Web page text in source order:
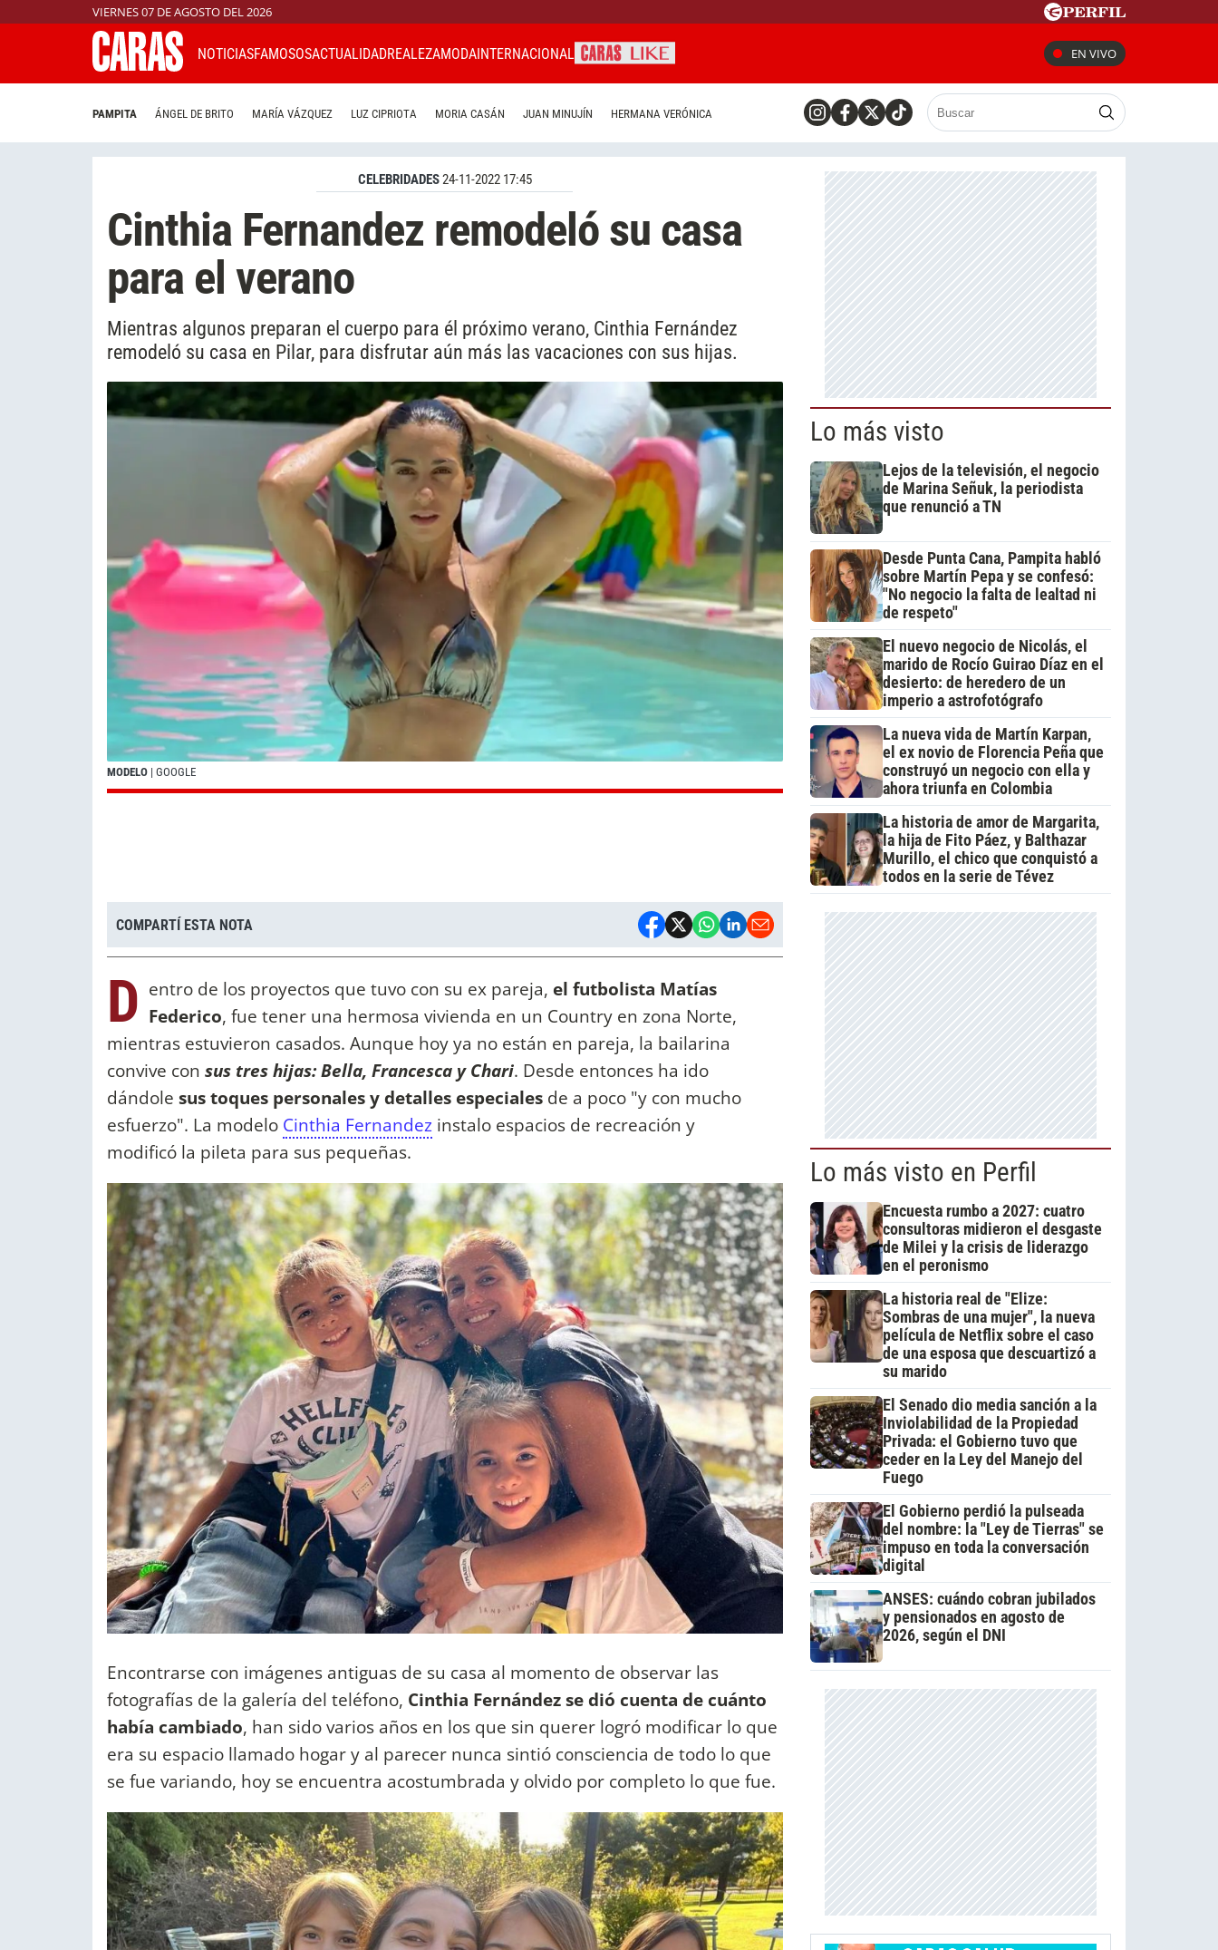
VIERNES 07 DE AGOSTO DEL 2026
NOTICIASFAMOSOSACTUALIDADREALEZAMODAINTERNACIONAL EN VIVO
PAMPITA ÁNGEL DE BRITO MARÍA VÁZQUEZ LUZ CIPRIOTA MORIA CASÁN JUAN MINUJÍN HERMANA VERÓNICA
CELEBRIDADES24-11-2022 17:45
Cinthia Fernandez remodeló su casa
para el verano
Mientras algunos preparan el cuerpo para él próximo verano, Cinthia Fernández
remodeló su casa en Pilar, para disfrutar aún más las vacaciones con sus hijas.
MODELO | GOOGLE
COMPARTÍ ESTA NOTA
D entro de los proyectos que tuvo con su ex pareja, el futbolista Matías
Federico, fue tener una hermosa vivienda en un Country en zona Norte,
mientras estuvieron casados. Aunque hoy ya no están en pareja, la bailarina
convive con sus tres hijas: Bella, Francesca y Chari. Desde entonces ha ido
dándole sus toques personales y detalles especiales de a poco "y con mucho
esfuerzo". La modelo Cinthia Fernandez instalo espacios de recreación y
modificó la pileta para sus pequeñas.
Encontrarse con imágenes antiguas de su casa al momento de observar las
fotografías de la galería del teléfono, Cinthia Fernández se dió cuenta de cuánto
había cambiado, han sido varios años en los que sin querer logró modificar lo que
era su espacio llamado hogar y al parecer nunca sintió consciencia de todo lo que
se fue variando, hoy se encuentra acostumbrada y olvido por completo lo que fue.
Lo más visto
Lejos de la televisión, el negocio
de Marina Señuk, la periodista
que renunció a TN
Desde Punta Cana, Pampita habló
sobre Martín Pepa y se confesó:
"No negocio la falta de lealtad ni
de respeto"
El nuevo negocio de Nicolás, el
marido de Rocío Guirao Díaz en el
desierto: de heredero de un
imperio a astrofotógrafo
La nueva vida de Martín Karpan,
el ex novio de Florencia Peña que
construyó un negocio con ella y
ahora triunfa en Colombia
La historia de amor de Margarita,
la hija de Fito Páez, y Balthazar
Murillo, el chico que conquistó a
todos en la serie de Tévez
Lo más visto en Perfil
Encuesta rumbo a 2027: cuatro
consultoras midieron el desgaste
de Milei y la crisis de liderazgo
en el peronismo
La historia real de "Elize:
Sombras de una mujer", la nueva
película de Netflix sobre el caso
de una esposa que descuartizó a
su marido
El Senado dio media sanción a la
Inviolabilidad de la Propiedad
Privada: el Gobierno tuvo que
ceder en la Ley del Manejo del
Fuego
El Gobierno perdió la pulseada
del nombre: la "Ley de Tierras" se
impuso en toda la conversación
digital
ANSES: cuándo cobran jubilados
y pensionados en agosto de
2026, según el DNI